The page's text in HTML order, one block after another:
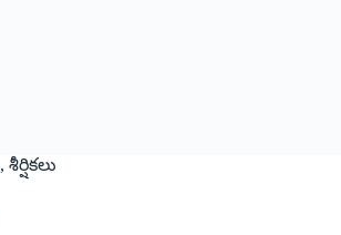
, శీర్షికలు